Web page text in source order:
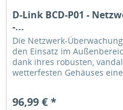
D-Link BCD-P01 -
-...
Die Netzwerk-
den Einsatz im
dank ihres robusten,
wetterfesten Gehäuses
96,99 € *